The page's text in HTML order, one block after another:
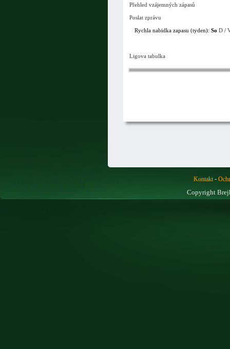
Přehled vzájemných zápasů
Poslat zprávu
Rychla nabidka zapasu (tyden):So D /
Ligova tabulka
Kontakt-
Copyright